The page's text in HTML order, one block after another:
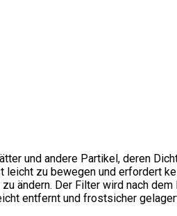
und andere Partikel, deren
zu bewegen und erfordert
Der Filter wird nach
entfernt und frostsicher